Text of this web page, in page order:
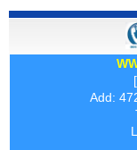
[
Add: